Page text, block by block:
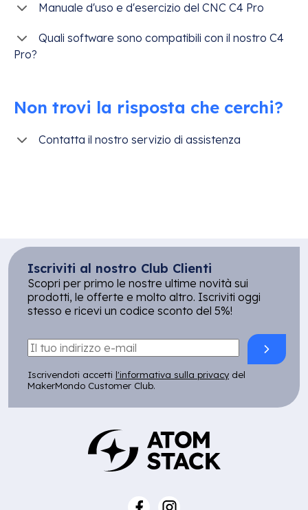
Manuale d'uso e d'esercizio del CNC C4 Pro
Quali software sono compatibili con il nostro C4
Pro?
Non trovi la risposta che cerchi?
Contatta il nostro servizio di assistenza
Iscriviti al nostro Club Clienti
Scopri per primo le nostre ultime novità sui
prodotti, le offerte e molto altro. Iscriviti oggi
stesso e ricevi un codice sconto del 5%!
Iscrivendoti accetti l'informativa sulla privacy del
MakerMondo Customer Club.